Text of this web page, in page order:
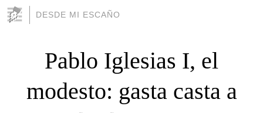
DESDE MI ESCAÑO
Pablo Iglesias I, el
modesto: gasta casta a